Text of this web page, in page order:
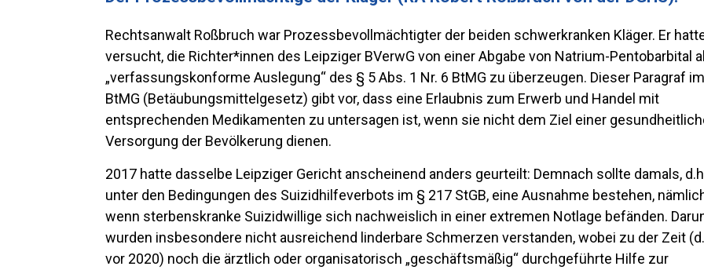
Rechtsanwalt Roßbruch war Prozessbevollmächtigter der beiden schwerkranken Kläger. Er
versucht, die Richter*innen des Leipziger BVerwG von einer Abgabe von Natrium-Pentobarbital
„verfassungskonforme Auslegung“ des § 5 Abs. 1 Nr. 6 BtMG zu überzeugen. Dieser Paragraf im
BtMG (Betäubungsmittelgesetz) gibt vor, dass eine Erlaubnis zum Erwerb und Handel mit
entsprechenden Medikamenten zu untersagen ist, wenn sie nicht dem Ziel einer
Versorgung der Bevölkerung dienen.
2017 hatte dasselbe Leipziger Gericht anscheinend anders geurteilt: Demnach sollte damals,
unter den Bedingungen des Suizidhilfeverbots im § 217 StGB, eine Ausnahme bestehen,
wenn sterbenskranke Suizidwillige sich nachweislich in einer extremen Notlage befänden.
wurden insbesondere nicht ausreichend linderbare Schmerzen verstanden, wobei zu der Zeit
vor 2020) noch die ärztlich oder organisatorisch „geschäftsmäßig“ durchgeführte Hilfe zur